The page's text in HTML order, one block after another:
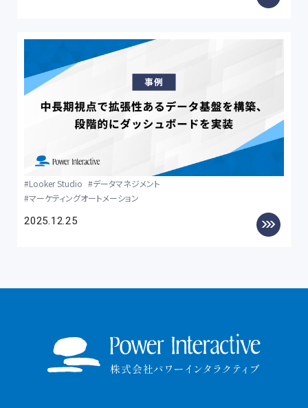
Looker Studio
データマネジメント
マーケティングオートメーション
2025.12.25